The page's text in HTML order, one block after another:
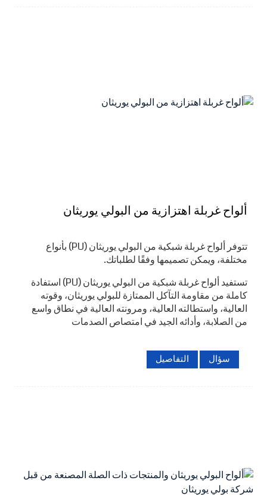
ألواح غربلة اهتزازية من البولي يوريثان
تتوفر ألواح غربلة شبكية من البولي يوريثان (PU) بأنواع
مختلفة، ويمكن تصميمها وفقًا لطلباتك.
تستفيد ألواح غربلة شبكية من البولي يوريثان (PU) استفادة
كاملة من مقاومة التآكل الممتازة للبولي يوريثان، وقوته
العالية، واستطالته العالية، ومرونته العالية في نطاق واسع
من الصلابة، وأدائه الجيد في امتصاص الصدمات
سؤال التفاصيل